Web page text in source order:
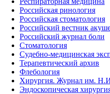
Российская ринология
Российская стоматология
Российский вестник
Российский журнал боли
Стоматология
Судебно-медицинская
Терапевтический архив
Флебология
Хирургия. Журнал им.
Эндоскопическая